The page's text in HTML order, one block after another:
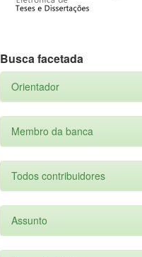
Busca facetada
Orientador
Membro da banca
Todos contribuidores
Assunto